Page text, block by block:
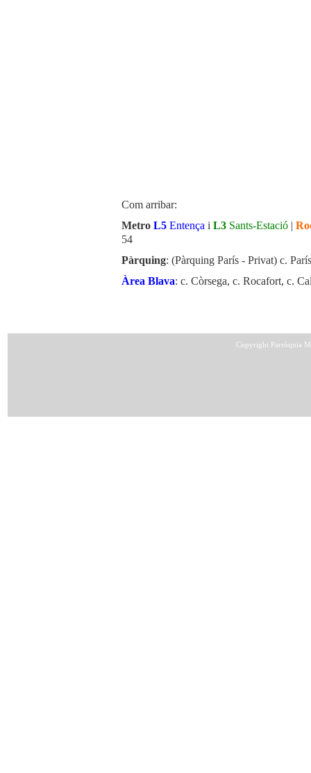
Com arribar:
Metro L5 Entença i L3 Sants-Estació |
54
Pàrquing: (Pàrquing París - Privat) c.
Àrea Blava: c. Còrsega, c. Rocafort, c.
Copyright Parròquia